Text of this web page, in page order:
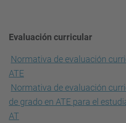
Evaluación curricular
Normativa de evaluación
ATE
Normativa de evaluación
de grado en ATE para el
AT